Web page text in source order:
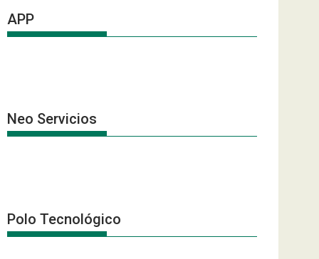
APP
Neo Servicios
Polo Tecnológico